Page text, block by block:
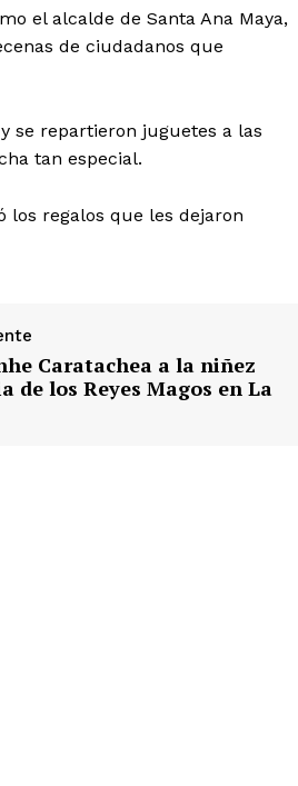
el alcalde de Santa Ana Maya,
de ciudadanos que
se repartieron juguetes a las
tan especial.
los regalos que les dejaron
Caratachea a la niñez
de los Reyes Magos en La